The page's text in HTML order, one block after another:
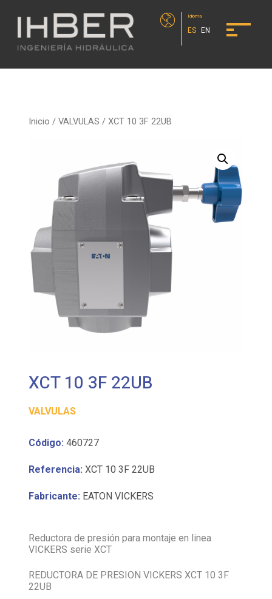
Idioma
ES EN
Inicio /VALVULAS / XCT 10 3F 22UB
XCT 10 3F 22UB
VALVULAS
Código: 460727
Referencia: XCT 10 3F 22UB
Fabricante: EATON VICKERS
Reductora de presión para montaje en linea
VICKERS serie XCT
REDUCTORA DE PRESION VICKERS XCT 10 3F
22UB